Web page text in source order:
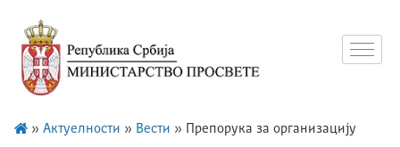
» Актуелности » Вести » Препорука за организацију